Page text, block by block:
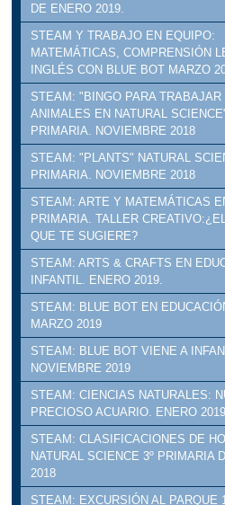
DE ENERO 2019.
STEAM Y TRABAJO EN EQUIPO:
MATEMÁTICAS, COMPRENSIÓN
INGLÉS CON BLUE BOT MARZO
STEAM: "BINGO PARA TRABAJAR
ANIMALES EN NATURAL
PRIMARIA. NOVIEMBRE 2018
STEAM: "PLANTS" NATURAL
PRIMARIA. NOVIEMBRE 2018
STEAM: ARTE Y MATEMÁTICAS
PRIMARIA. TALLER
QUE TE SUGIERE?
STEAM: ARTS & CRAFTS EN
INFANTIL. ENERO 2019.
STEAM: BLUE BOT EN
MARZO 2019
STEAM: BLUE BOT VIENE A
NOVIEMBRE 2019
STEAM: CIENCIAS NATURALES:
PRECIOSO ACUARIO. ENERO 2019
STEAM: CLASIFICACIONES DE
NATURAL SCIENCE 3º PRIMARIA
2018
STEAM: EXCURSIÓN AL PARQUE